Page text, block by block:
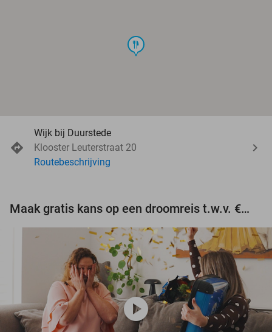
food
Wijk bij Duurstede
Klooster Leuterstraat 20
Routebeschrijving
Maak gratis kans op een droomreis t.w.v. €3.000!
play_circle